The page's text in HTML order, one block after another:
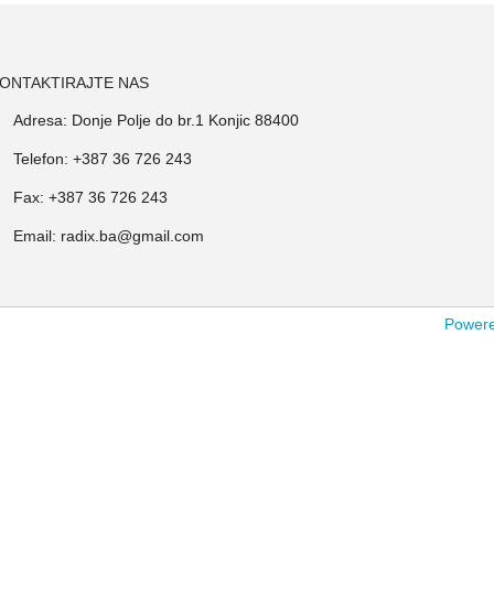
NAS
Adresa: Donje Polje do br.1 Konjic 88400
Telefon: +387 36 726 243
Fax: +387 36 726 243
Email: radix.ba@gmail.com